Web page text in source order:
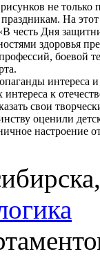
не
На этот
честь Дня
здоровья
боевой
интереса
к
свои
оценили
настроение